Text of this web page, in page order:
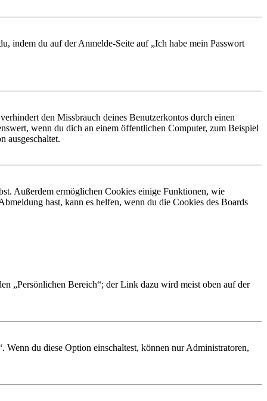
indem du auf der Anmelde-Seite auf „Ich habe mein Passwort
den Missbrauch deines Benutzerkontos durch einen
wenn du dich an einem öffentlichen Computer, zum Beispiel
ausgeschaltet.
Außerdem ermöglichen Cookies einige Funktionen, wie
hast, kann es helfen, wenn du die Cookies des Boards
„Persönlichen Bereich“; der Link dazu wird meist oben auf der
du diese Option einschaltest, können nur Administratoren,